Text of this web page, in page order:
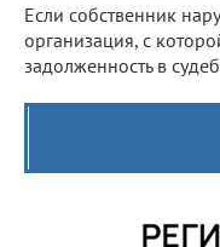
Если собственник
организация, с
задолженность в